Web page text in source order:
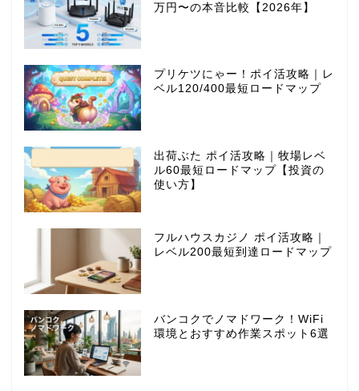
万円〜の本音比較【2026年】
プリケツにゃー！ポイ活攻略｜レ
ベル120/400最短ロードマップ
出荷ぶた ポイ活攻略｜牧場レベ
ル60最短ロードマップ【投資の
使い方】
フルハウスカジノ ポイ活攻略｜
レベル200最短到達ロードマップ
バンコクでノマドワーク！WiFi
環境とおすすめ作業スポット6選